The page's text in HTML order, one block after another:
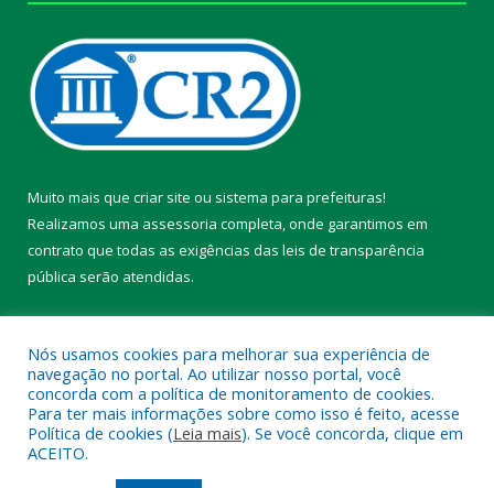
Muito mais que criar site ou sistema para prefeituras!
Realizamos uma assessoria completa, onde garantimos em
contrato que todas as exigências das leis de transparência
pública serão atendidas.
Todos os direitos reservados a Prefeitura Municipal de Chaves.
Nós usamos cookies para melhorar sua experiência de
navegação no portal. Ao utilizar nosso portal, você
concorda com a política de monitoramento de cookies.
Para ter mais informações sobre como isso é feito, acesse
Política de cookies (Leia mais). Se você concorda, clique em
ACEITO.